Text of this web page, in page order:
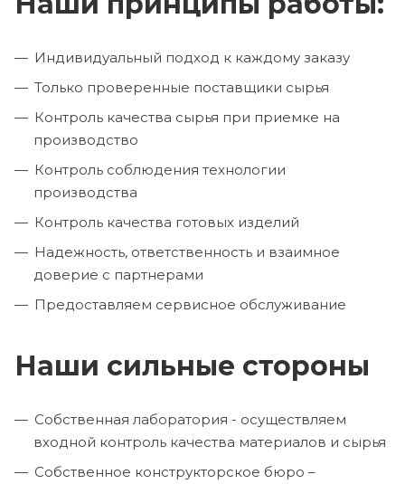
Индивидуальный подход к каждому заказу
Только проверенные поставщики сырья
Контроль качества сырья при приемке на
производство
Контроль соблюдения технологии
производства
Контроль качества готовых изделий
Надежность, ответственность и взаимное
доверие с партнерами
Предоставляем сервисное обслуживание
Наши сильные стороны
Собственная лаборатория - осуществляем
входной контроль качества материалов и сырья
Собственное конструкторское бюро –